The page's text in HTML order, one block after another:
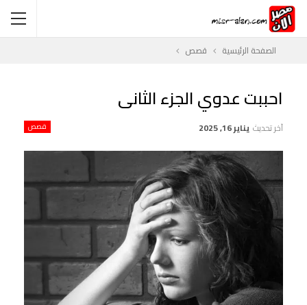
الصفحة الرئيسية قصص
احببت عدوي الجزء الثانى
قصص آخر تحديث يناير 16, 2025